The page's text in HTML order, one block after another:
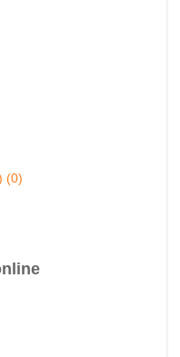
(0)